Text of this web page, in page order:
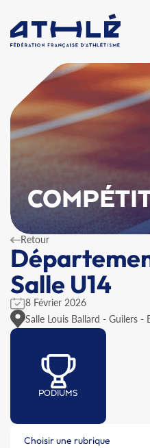
Retour
Salle U14
8 Février 2026
Salle Louis Ballard - Guilers -
PODIUMS
Choisir une rubrique